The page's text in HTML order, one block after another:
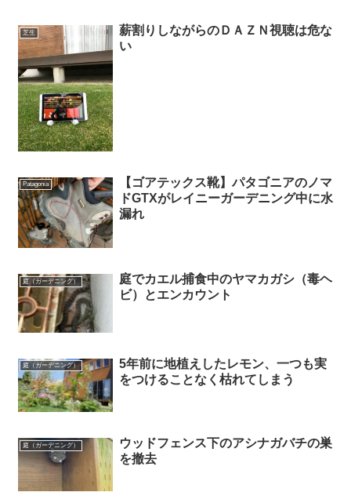
芝生
薪割りしながらのＤＡＺＮ視聴は危な
い
Patagonia
【ゴアテックス靴】パタゴニアのノマ
ドGTXがレイニーガーデニング中に水
漏れ
庭（ガーデニング）
庭でカエル捕食中のヤマカガシ（毒ヘ
ビ）とエンカウント
庭（ガーデニング）
5年前に地植えしたレモン、一つも実
をつけることなく枯れてしまう
庭（ガーデニング）
ウッドフェンス下のアシナガバチの巣
を撤去